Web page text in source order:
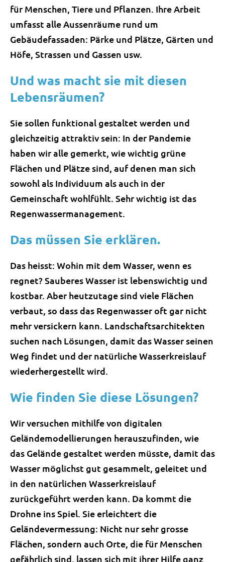
für Menschen, Tiere und Pflanzen. Ihre Arbeit
umfasst alle Aussenräume rund um
Gebäudefassaden: Pärke und Plätze, Gärten und
Höfe, Strassen und Gassen usw.
Und was macht sie mit diesen
Lebensräumen?
Sie sollen funktional gestaltet werden und
gleichzeitig attraktiv sein: In der Pandemie
haben wir alle gemerkt, wie wichtig grüne
Flächen und Plätze sind, auf denen man sich
sowohl als Individuum als auch in der
Gemeinschaft wohlfühlt. Sehr wichtig ist das
Regenwassermanagement.
Das müssen Sie erklären.
Das heisst: Wohin mit dem Wasser, wenn es
regnet? Sauberes Wasser ist lebenswichtig und
kostbar. Aber heutzutage sind viele Flächen
verbaut, so dass das Regenwasser oft gar nicht
mehr versickern kann. Landschaftsarchitekten
suchen nach Lösungen, damit das Wasser seinen
Weg findet und der natürliche Wasserkreislauf
wiederhergestellt wird.
Wie finden Sie diese Lösungen?
Wir versuchen mithilfe von digitalen
Geländemodellierungen herauszufinden, wie
das Gelände gestaltet werden müsste, damit das
Wasser möglichst gut gesammelt, geleitet und
in den natürlichen Wasserkreislauf
zurückgeführt werden kann. Da kommt die
Drohne ins Spiel. Sie erleichtert die
Geländevermessung: Nicht nur sehr grosse
Flächen, sondern auch Orte, die für Menschen
gefährlich sind, lassen sich mit ihrer Hilfe ganz